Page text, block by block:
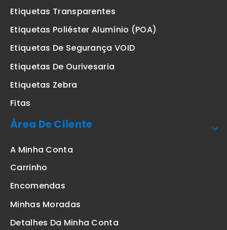
Etiquetas Transparentes
Etiquetas Poliéster Alumínio (POA)
Etiquetas De Segurança VOID
Etiquetas De Ourivesaria
Etiquetas Zebra
Fitas
Área De Cliente
A Minha Conta
Carrinho
Encomendas
Minhas Moradas
Detalhes Da Minha Conta